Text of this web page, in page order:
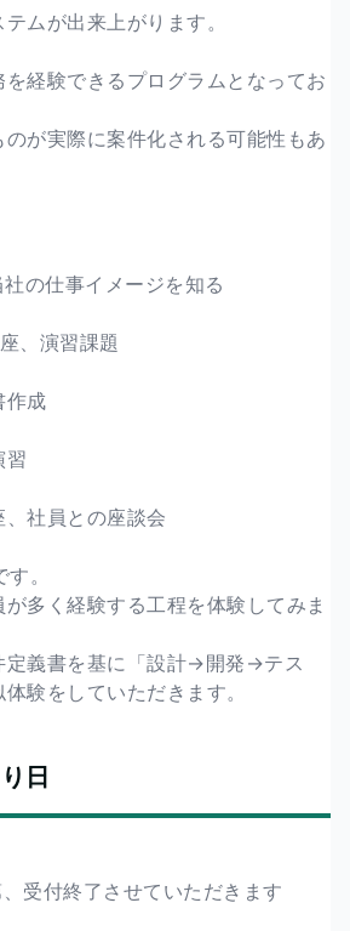
ムが出来上がります。
経験できるプログラムとなってお
が実際に案件化される可能性もあ
の仕事イメージを知る
、演習課題
成
習
社員との座談会
。
多く経験する工程を体験してみま
定義書を基に「設計→開発→テス
験をしていただきます。
日
受付終了させていただきます